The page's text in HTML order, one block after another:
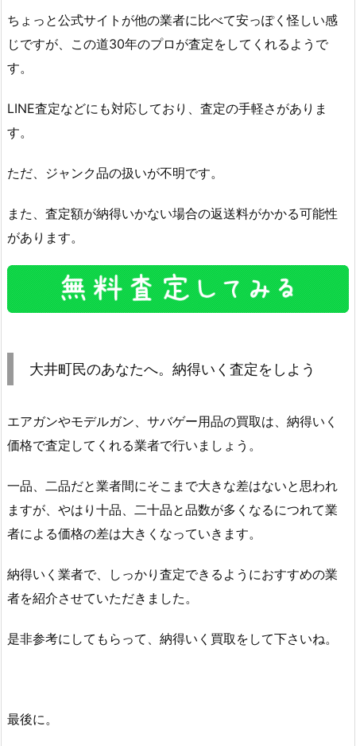
ちょっと公式サイトが他の業者に比べて安っぽく怪しい感
じですが、この道30年のプロが査定をしてくれるようで
す。
LINE査定などにも対応しており、査定の手軽さがありま
す。
ただ、ジャンク品の扱いが不明です。
また、査定額が納得いかない場合の返送料がかかる可能性
があります。
大井町民のあなたへ。納得いく査定をしよう
エアガンやモデルガン、サバゲー用品の買取は、納得いく
価格で査定してくれる業者で行いましょう。
一品、二品だと業者間にそこまで大きな差はないと思われ
ますが、やはり十品、二十品と品数が多くなるにつれて業
者による価格の差は大きくなっていきます。
納得いく業者で、しっかり査定できるようにおすすめの業
者を紹介させていただきました。
是非参考にしてもらって、納得いく買取をして下さいね。
最後に。